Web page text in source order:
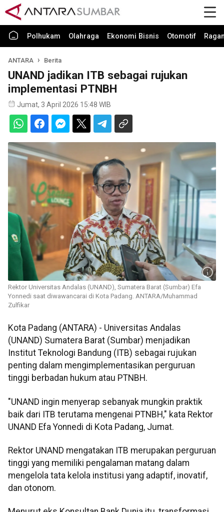
Polhukam Olahraga Ekonomi Bisnis Otomotif
ANTARA Berita
UNAND jadikan ITB sebagai rujukan
implementasi PTNBH
Jumat, 3 April 2026 15:48 WIB
Rektor Universitas Andalas (UNAND), Sumatera Barat (Sumbar) Efa
Yonnedi saat diwawancarai di Kota Padang. ANTARA/Muhammad
Zulfikar
Kota Padang (ANTARA) - Universitas Andalas
(UNAND) Sumatera Barat (Sumbar) menjadikan
Institut Teknologi Bandung (ITB) sebagai rujukan
penting dalam mengimplementasikan perguruan
tinggi berbadan hukum atau PTNBH.
"UNAND ingin menyerap sebanyak mungkin praktik
baik dari ITB terutama mengenai PTNBH," kata Rektor
UNAND Efa Yonnedi di Kota Padang, Jumat.
Rektor UNAND mengatakan ITB merupakan perguruan
tinggi yang memiliki pengalaman matang dalam
mengelola tata kelola institusi yang adaptif, inovatif,
dan otonom.